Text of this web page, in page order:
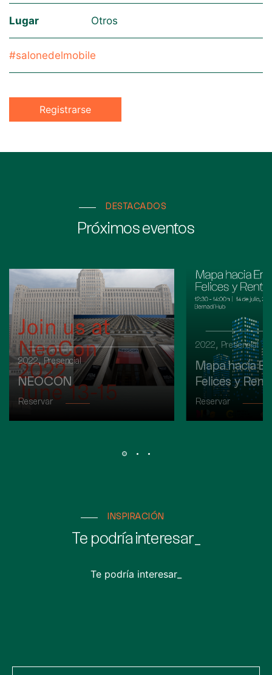
Lugar Otros
#salonedelmobile
Registrarse
DESTACADOS
Próximos eventos
2022,Presencial
NEOCON
Reservar
2022, Presencial
Mapa hacia
Felices y
Reservar
INSPIRACIÓN
Te podría interesar_
Te podría interesar_